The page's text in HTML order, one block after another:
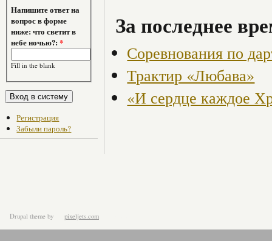
Напишите ответ на
вопрос в форме
ниже: что светит в
небе ночью?:*
Fill in the blank
Регистрация
Забыли пароль?
За последнее
Соревнования по
Трактир «Любава»
«И сердце каждое
Drupal theme by pixeljets.com